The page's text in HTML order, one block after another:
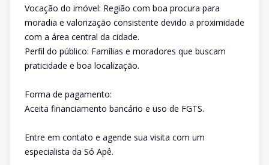
Vocação do imóvel: Região com boa procura para
moradia e valorização consistente devido a proximidade
com a área central da cidade.
Perfil do público: Famílias e moradores que buscam
praticidade e boa localização.
Forma de pagamento:
Aceita financiamento bancário e uso de FGTS.
Entre em contato e agende sua visita com um
especialista da Só Apê.